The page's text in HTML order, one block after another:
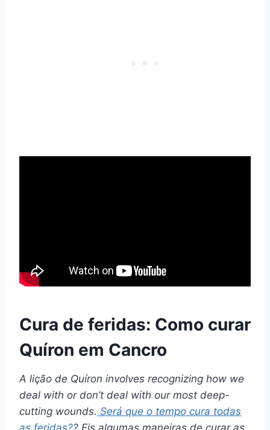
Cura de feridas: Como curar
Quíron em Cancro
A lição de Quíron involves recognizing how we
deal with or don’t deal with our most deep-
cutting wounds. Será que o tempo cura todas